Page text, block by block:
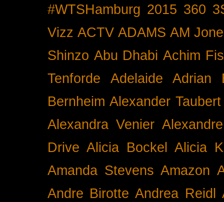
#WTSHamburg 2015 360
Vizz ACTV ADAMS AM
Shinzo Abu Dhabi Achim
Tenforde
Adelaide
Adrian
Bernheim Alexander Taubert
Alexandra Venier
Drive Alicia Bockel
Alicia
Amanda Stevens Amazon
Andre Birotte Andrea Reidl